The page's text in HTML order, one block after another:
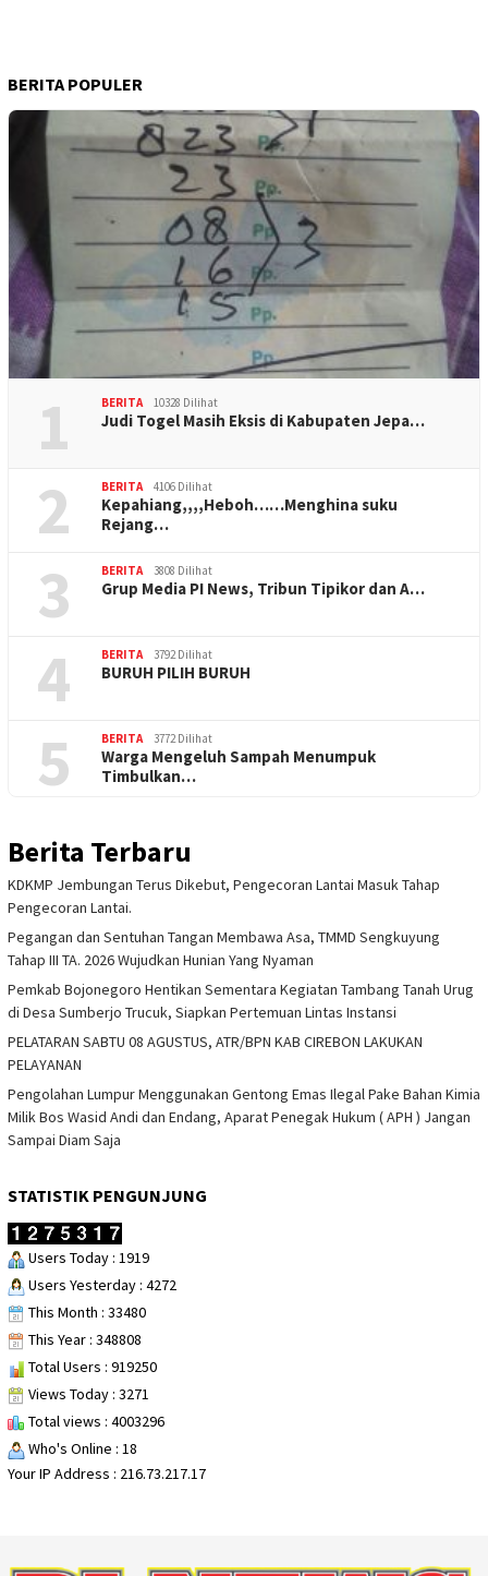
BERITA POPULER
1 BERITA 10328 Dilihat
Judi Togel Masih Eksis di Kabupaten Jepa…
2 BERITA 4106 Dilihat
Kepahiang,,,,Heboh……Menghina suku
Rejang…
3 BERITA 3808 Dilihat
Grup Media PI News, Tribun Tipikor dan A…
4 BERITA 3792 Dilihat
BURUH PILIH BURUH
5 BERITA 3772 Dilihat
Warga Mengeluh Sampah Menumpuk
Timbulkan…
Berita Terbaru
KDKMP Jembungan Terus Dikebut, Pengecoran Lantai Masuk Tahap
Pengecoran Lantai.
Pegangan dan Sentuhan Tangan Membawa Asa, TMMD Sengkuyung
Tahap III TA. 2026 Wujudkan Hunian Yang Nyaman
Pemkab Bojonegoro Hentikan Sementara Kegiatan Tambang Tanah Urug
di Desa Sumberjo Trucuk, Siapkan Pertemuan Lintas Instansi
PELATARAN SABTU 08 AGUSTUS, ATR/BPN KAB CIREBON LAKUKAN
PELAYANAN
Pengolahan Lumpur Menggunakan Gentong Emas Ilegal Pake Bahan Kimia
Milik Bos Wasid Andi dan Endang, Aparat Penegak Hukum ( APH ) Jangan
Sampai Diam Saja
STATISTIK PENGUNJUNG
Users Today : 1919
Users Yesterday : 4272
This Month : 33480
This Year : 348808
Total Users : 919250
Views Today : 3271
Total views : 4003296
Who's Online : 18
Your IP Address : 216.73.217.17